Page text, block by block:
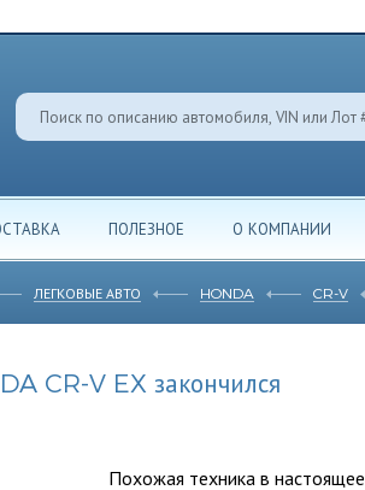
ПОЛЕЗНОЕ О КОМПАНИИ
ЛЕГКОВЫЕ АВТО HONDA CR-V
CR-V EX закончился
Похожая техника в